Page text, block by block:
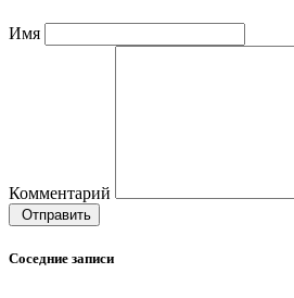
Имя
Комментарий
Отправить
Соседние записи